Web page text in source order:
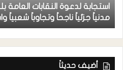
استجابة لدعوة النقابات العامة
مدنياً جزئياً ناجحاً وتجاوباً شعبياً
أضيف حديثاً